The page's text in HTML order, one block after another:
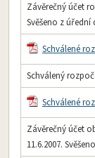
Závěrečný účet
Svěšeno z úřední
Schválené
Schválený
Schválené
Závěrečný účet
11.6.2007.